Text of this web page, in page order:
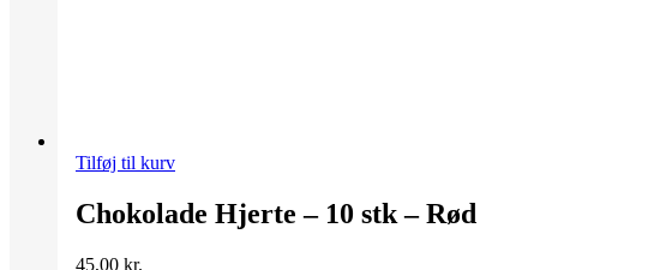
Tilføj til kurv
Chokolade Hjerte – 10 stk – Rød
45,00 kr.